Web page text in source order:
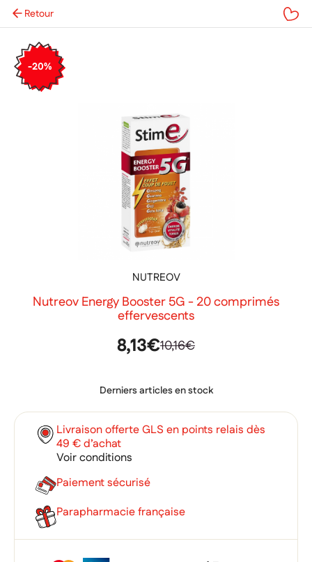
Retour
NUTREOV
Nutreov Energy Booster 5G - 20 comprimés
effervescents
8,13€10,16€
Derniers articles en stock
Livraison offerte GLS en points relais dès
49 € d’achat
Voir conditions
Paiement sécurisé
Parapharmacie française
-20%
Connexion